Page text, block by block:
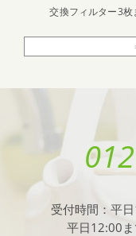
交換フィルター3枚
受付時間：平
平日12:00ま